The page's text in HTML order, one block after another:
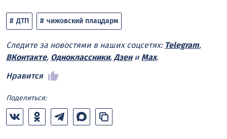
ДТП чижовский плацдарм
Следите за новостями в наших соцсетях: Telegram,
ВКонтакте, Одноклассники, Дзени Max.
Нравится
Поделиться: